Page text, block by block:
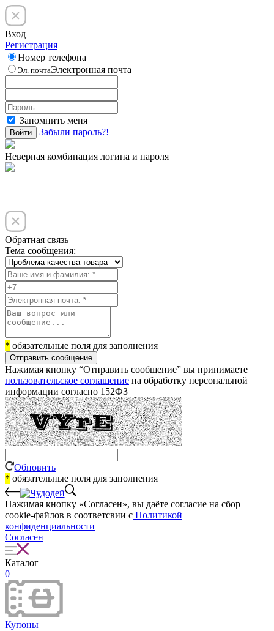
Вход
Регистрация
Номер телефона
Эл. почтаЭлектронная почта
Запомнить меня
Войти Забыли пароль?!
Неверная комбинация логина и пароля
Обратная связь
Тема сообщения:
* обязательные поля для заполнения
Отправить сообщение
Нажимая кнопку “Отправить сообщение” вы принимаете
пользовательское соглашение на обработку персональной
информации согласно 152ФЗ
Обновить
* обязательные поля для заполнения
Нажимая кнопку «Согласен», вы даёте cогласие на сбор
cookie-файлов в соответсвии с Политикой
конфиденциальности
Согласен
Каталог
0
Купоны